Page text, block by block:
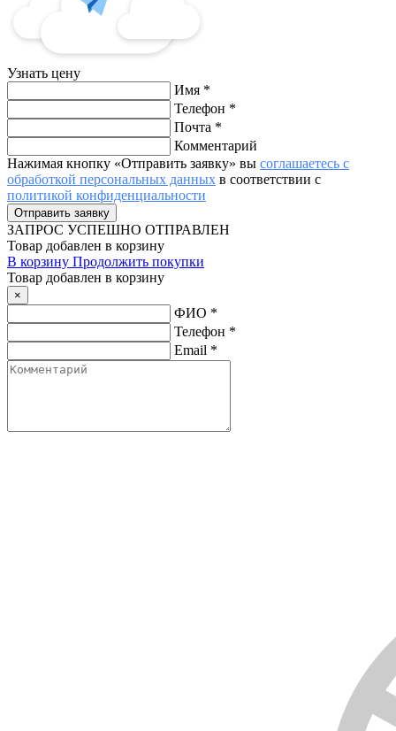
Узнать цену
Имя *
Телефон *
Почта *
Комментарий
Нажимая кнопку «Отправить заявку» вы соглашаетесь с
обработкой персональных данных в соответствии с
политикой конфиденциальности
ЗАПРОС УСПЕШНО ОТПРАВЛЕН
Товар добавлен в корзину
В корзину Продолжить покупки
Товар добавлен в корзину
×
ФИО *
Телефон *
Email *